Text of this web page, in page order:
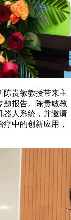
贵敏教授带来主
题报告。陈贵敏教
器人系统，并邀请
中的创新应用，